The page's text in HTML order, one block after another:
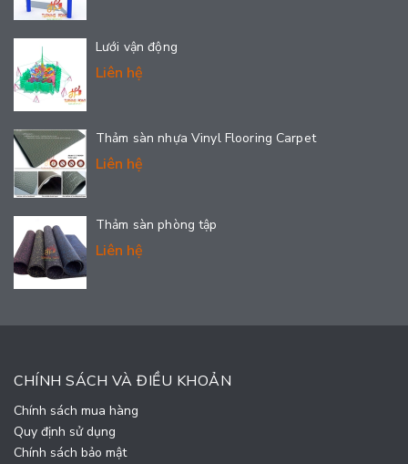
Lưới vận động
Liên hệ
Thảm sàn nhựa Vinyl Flooring Carpet
Liên hệ
Thảm sàn phòng tập
Liên hệ
CHÍNH SÁCH VÀ ĐIỀU KHOẢN
Chính sách mua hàng
Quy định sử dụng
Chính sách bảo mật